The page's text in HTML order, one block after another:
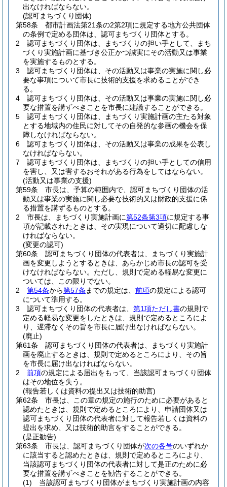
出なければならない。
(認可まちづくり団体)
第58条
都市計画法第21条の2第2項に規定する地方公共団体
の条例で定める団体は、認可まちづくり団体とする。
2
認可まちづくり団体は、まちづくりの担い手として、まち
づくり実施計画に基づき公正かつ誠実にその活動又は事業
を実施するものとする。
3
認可まちづくり団体は、その活動又は事業の実施に関し必
要な事項について市長に技術的支援を求めることができ
る。
4
認可まちづくり団体は、その活動又は事業の実施に関し必
要な措置を講ずべきことを市長に建議することができる。
5
認可まちづくり団体は、まちづくり実施計画の主たる対象
とする地域内の住民に対してその自発的な参画の機会を保
障しなければならない。
6
認可まちづくり団体は、その活動又は事業の成果を公表し
なければならない。
7
認可まちづくり団体は、まちづくりの担い手としての信用
を害し、又は害するおそれがある行為をしてはならない。
(活動又は事業の支援)
第59条
市長は、予算の範囲内で、認可まちづくり団体の活
動又は事業の実施に関し必要な技術的又は財政的支援に係
る措置を講ずるものとする。
2
市長は、まちづくり実施計画に第52条第3項に規定する事
項が記載されたときは、その実現について適切に配慮しな
ければならない。
(変更の認可)
第60条
認可まちづくり団体の代表者は、まちづくり実施計
画を変更しようとするときは、あらかじめ市長の認可を受
けなければならない。 ただし、規則で定める軽易な変更に
ついては、この限りでない。
2
第54条から第57条 までの規定は、 前項の規定による認可
について準用する。
3
認可まちづくり団体の代表者は、 第1項ただし書の規則で
定める軽易な変更をしたときは、規則で定めるところによ
り、遅滞なくその旨を市長に届け出なければならない。
(廃止)
第61条
認可まちづくり団体の代表者は、まちづくり実施計
画を廃止するときは、規則で定めるところにより、その旨
を市長に届け出なければならない。
2
前項の規定による届出をもって、当該認可まちづくり団体
はその地位を失う。
(報告若しくは資料の提出又は技術的助言)
第62条
市長は、この章の規定の施行のために必要があると
認めたときは、規則で定めるところにより、申請団体又は
認可まちづくり団体の代表者に対して報告若しくは資料の
提出を求め、又は技術的助言をすることができる。
(是正勧告)
第63条
市長は、認可まちづくり団体が次の各号のいずれか
に該当すると認めたときは、規則で定めるところにより、
当該認可まちづくり団体の代表者に対して是正のために必
要な措置を講ずべきことを勧告することができる。
(1)
当該認可まちづくり団体がまちづくり実施計画の内容